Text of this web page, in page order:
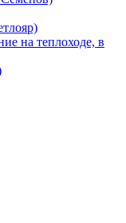
на теплоходе, в